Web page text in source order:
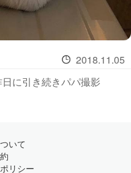
2018.11.05
に引き続きパパ撮影
いて
リシー